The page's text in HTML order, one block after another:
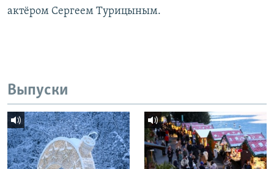
актёром Сергеем Турицыным.
Выпуски